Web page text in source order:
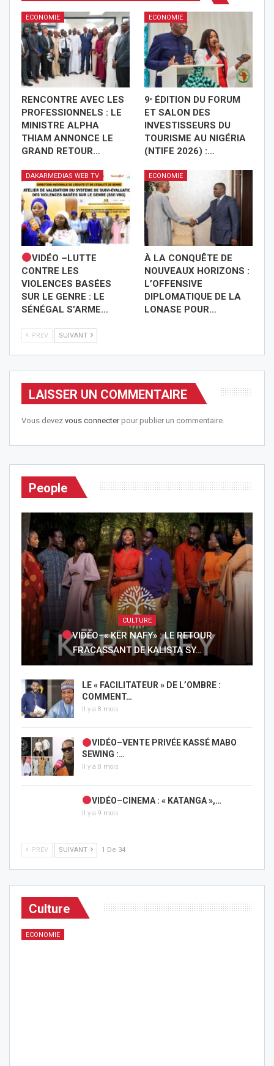
ECONOMIE
RENCONTRE AVEC LES
PROFESSIONNELS : LE
MINISTRE ALPHA
THIAM ANNONCE LE
GRAND RETOUR…
ECONOMIE
9ᵉ ÉDITION DU FORUM
ET SALON DES
INVESTISSEURS DU
TOURISME AU NIGÉRIA
(NTIFE 2026) :…
DAKARMEDIAS WEB TV
VIDÉO –LUTTE
CONTRE LES
VIOLENCES BASÉES
SUR LE GENRE : LE
SÉNÉGAL S’ARME…
ECONOMIE
À LA CONQUÊTE DE
NOUVEAUX HORIZONS :
L’OFFENSIVE
DIPLOMATIQUE DE LA
LONASE POUR…
PREV SUIVANT
LAISSER UN COMMENTAIRE
Vous devez vous connecterpour publier un commentaire.
People
CULTURE
VIDÉO–« KËR NAFY» : LE RETOUR
FRACASSANT DE KALISTA SY…
LE « FACILITATEUR » DE L’OMBRE :
COMMENT…
Il y a 8 mois
VIDÉO–VENTE PRIVÉE KASSÉ MABO
SEWING :…
Il y a 8 mois
VIDÉO–CINEMA : « KATANGA »,…
Il y a 9 mois
PREV SUIVANT 1 De 34
Culture
ECONOMIE